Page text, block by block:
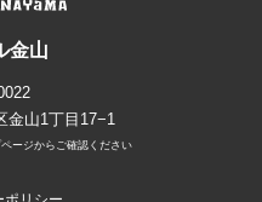
金山
金山1丁目17−1
ージからご確認ください